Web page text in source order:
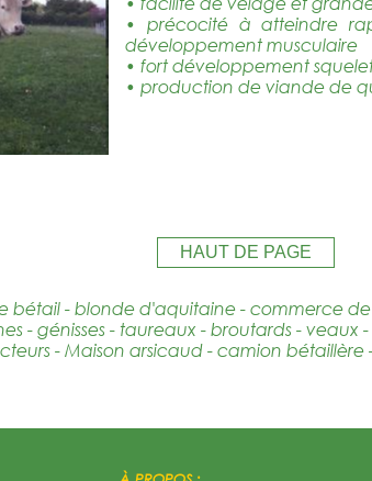
• précocité à atteindre
développement musculaire
• fort développement
• production de viande de
HAUT DE PAGE
bétail - blonde d'aquitaine - commerce
- génisses - taureaux - broutards - veaux
- Maison arsicaud - camion bétaillère